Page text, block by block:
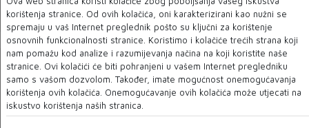
08 SVI 2020
korištenja stranice. Od ovih kolačića, oni karakterizirani kao nužni se
spremaju u vaš Internet preglednik pošto su ključni za korištenje
osnovnih funkcionalnosti stranice. Koristimo i kolačiće trećih strana koji
nam pomažu kod analize i razumijevanja načina na koji koristite naše
stranice. Ovi kolačići će biti pohranjeni u vašem Internet pregledniku
samo s vašom dozvolom. Također, imate mogućnost onemogućavanja
korištenja ovih kolačića. Onemogućavanje ovih kolačića može utjecati na
iskustvo korištenja naših stranica.